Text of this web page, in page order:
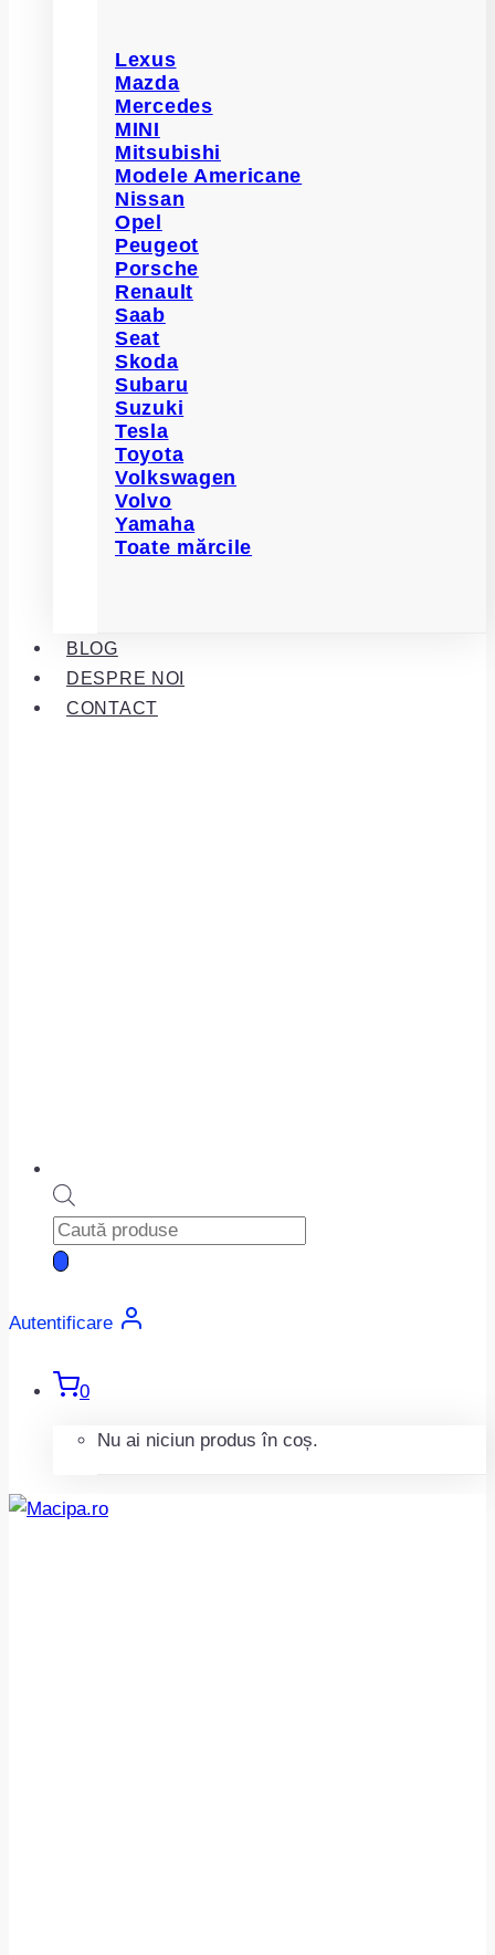
Lexus
Mazda
Mercedes
MINI
Mitsubishi
Modele Americane
Nissan
Opel
Peugeot
Porsche
Renault
Saab
Seat
Skoda
Subaru
Suzuki
Tesla
Toyota
Volkswagen
Volvo
Yamaha
Toate mărcile
BLOG
DESPRE NOI
CONTACT
Products
search
Autentificare
0
Nu ai niciun produs în coș.